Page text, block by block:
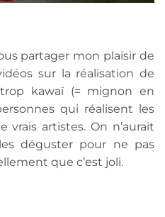
partager mon plaisir de
sur la réalisation de
kawaï (= mignon en
qui réalisent les
artistes. On n’aurait
déguster pour ne pas
que c’est joli.